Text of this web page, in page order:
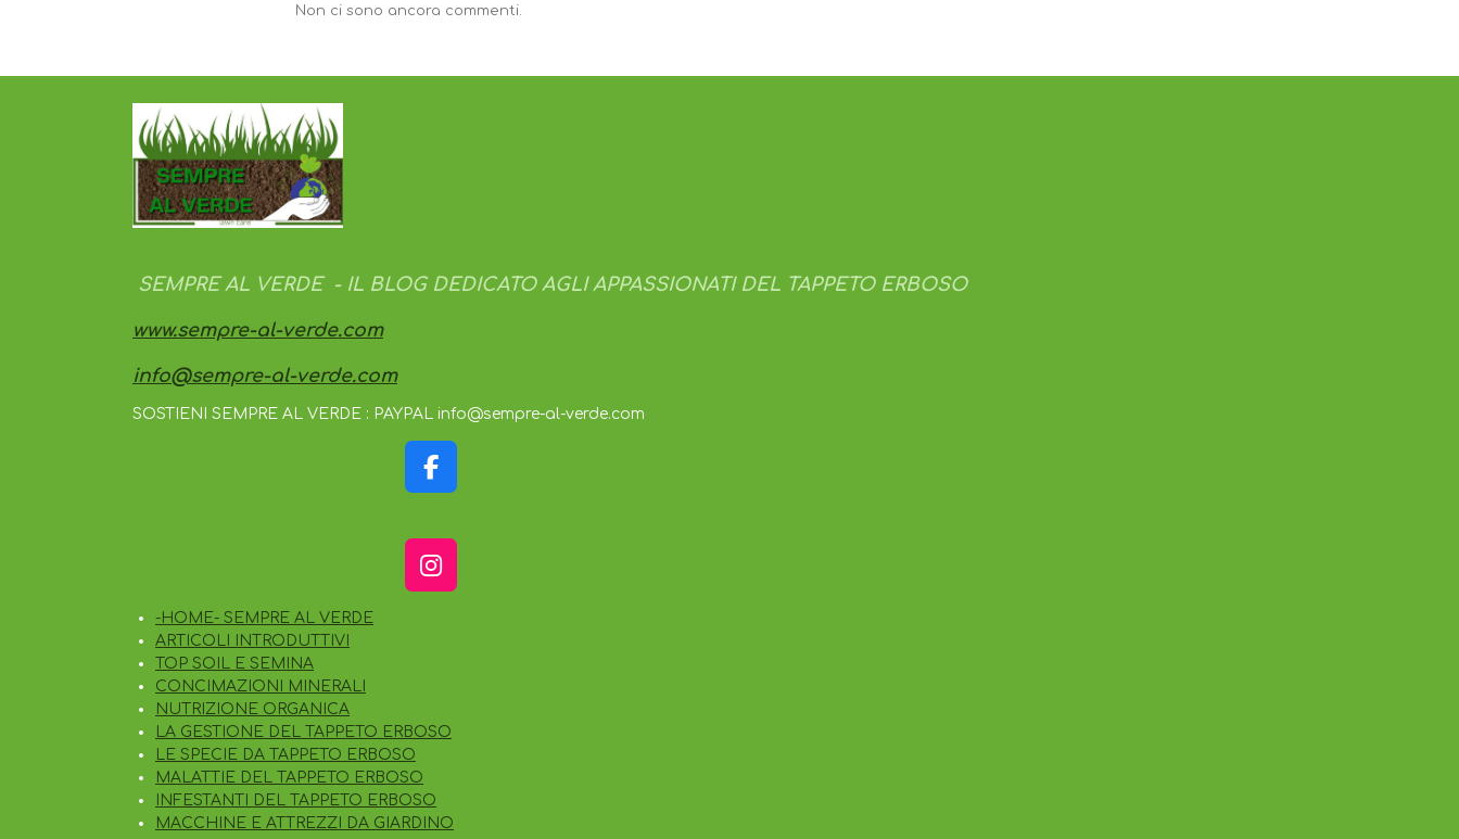
Non ci sono ancora commenti.
SEMPRE AL VERDE - IL BLOG DEDICATO AGLI APPASSIONATI DEL TAPPETO ERBOSO
www.sempre-al-verde.com
info@sempre-al-verde.com
SOSTIENI SEMPRE AL VERDE : PAYPAL info@sempre-al-verde.com
F
E
B
I
R
-HOME- SEMPRE AL VERDE
ARTICOLI INTRODUTTIVI
TOP SOIL E SEMINA
CONCIMAZIONI MINERALI
NUTRIZIONE ORGANICA
LA GESTIONE DEL TAPPETO ERBOSO
LE SPECIE DA TAPPETO ERBOSO
MALATTIE DEL TAPPETO ERBOSO
INFESTANTI DEL TAPPETO ERBOSO
MACCHINE E ATTREZZI DA GIARDINO